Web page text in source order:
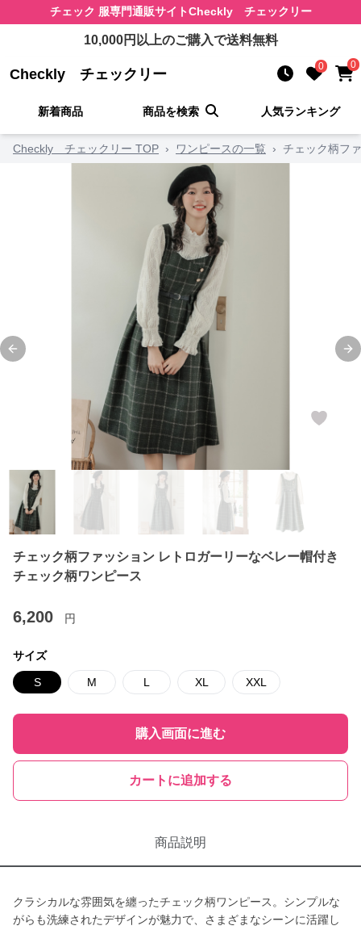
チェック 服専門通販サイトCheckly チェックリー
10,000円以上のご購入で送料無料
Checkly チェックリー 0 0
新着商品 商品を検索 人気ランキング
Checkly チェックリー TOP › ワンピースの一覧 › チェック柄フ
Previous slide
チェック柄ファッション レトロガーリーなベレー帽付き
チェック柄ワンピース
6,200 円
サイズ
S M L XL XXL
購入画面に進む
カートに追加する
商品説明
クラシカルな雰囲気を纏ったチェック柄ワンピース。シンプルな
がらも洗練されたデザインが魅力で、さまざまなシーンに活躍し